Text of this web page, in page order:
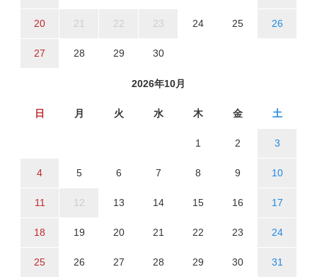
20 21 22 23 24 25 26
27 28 29 30
2026年10月
日 月 火 水 木 金 土
1 2 3
4 5 6 7 8 9 10
11 12 13 14 15 16 17
18 19 20 21 22 23 24
25 26 27 28 29 30 31